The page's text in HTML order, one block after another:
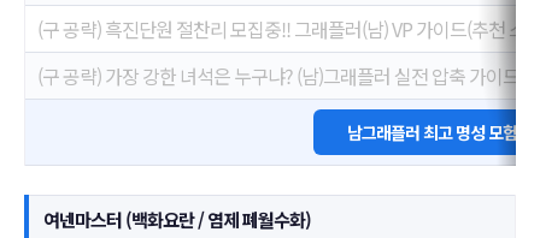
(구 공략) 흑진단원 절찬리 모집중!! 그래플러(남) VP 가이드(추천 스
(구 공략) 가장 강한 녀석은 누구냐? (남)그래플러 실전 압축 가이드
남그래플러 최고 명성 모험가
여넨마스터 (백화요란 / 염제 폐월수화)